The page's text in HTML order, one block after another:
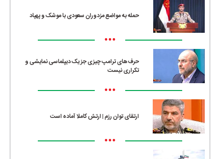
حمله به مواضع مزدوران سعودی با موشک و پهپاد
•••
حرف‌های ترامپ چیزی جز یک دیپلماسی نمایشی و
تکراری نیست
•••
ارتقای توان رزم | ارتش کاملا آماده است
•••